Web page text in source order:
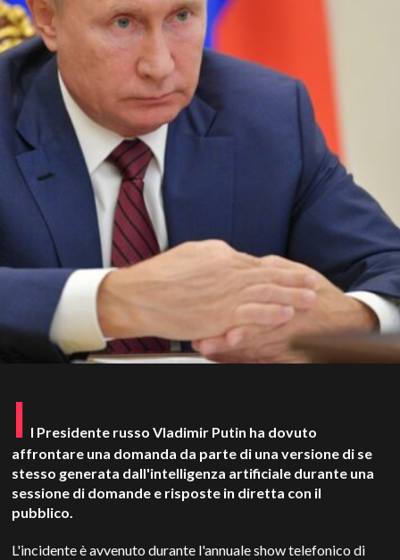
I l Presidente russo Vladimir Putin ha dovuto
affrontare una domanda da parte di una versione di se
stesso generata dall'intelligenza artificiale durante una
sessione di domande e risposte in diretta con il
pubblico.
L'incidente è avvenuto durante l'annuale show telefonico di